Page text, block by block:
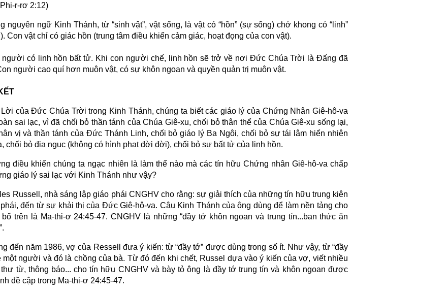
Phi-r-rơ 2:12)
nguyên ngữ Kinh Thánh, từ “sinh vật”, vật sống, là vật có “hồn” (sự sống) chớ khong có “linh”
Con vật chỉ có giác hồn (trung tâm điều khiển cảm giác, hoạt đọng của con vật).
người có linh hồn bất tử. Khi con người chế, linh hồn sẽ trở về nơi Đức Chúa Trời là Đấng đã
người cao quí hơn muôn vật, có sự khôn ngoan và quyền quản trị muôn vật.
của Đức Chúa Trời trong Kinh Thánh, chúng ta biết các giáo lý của Chứng Nhân Giê-hô-va
sai lạc, vì đã chối bỏ thần tánh của Chúa Giê-xu, chối bỏ thân thể của Chúa Giê-xu sống lại,
vị và thần tánh của Đức Thánh Linh, chối bỏ giáo lý Ba Ngôi, chối bỏ sự tái lâm hiển nhiên
chối bỏ địa ngục (không có hình phạt đời đời), chối bỏ sự bất tử của linh hồn.
điều khiến chúng ta ngạc nhiên là làm thể nào mà các tín hữu Chứng nhân Giê-hô-va chấp
giáo lý sai lạc với Kinh Thánh như vậy?
Russell, nhà sáng lập giáo phái CNGHV cho rằng: sự giải thích của những tín hữu trung kiên
đến từ sự khải thị của Đức Giê-hô-va. Câu Kinh Thánh của ông dùng để làm nền tảng cho
bố trên là Ma-thi-ơ 24:45-47. CNGHV là những “đầy tớ khôn ngoan và trung tín...ban thức ăn
đến năm 1986, vợ của Ressell đưa ý kiến: từ “đầy tớ” được dùng trong số ít. Như vậy, từ “đầy
một người và đó là chồng của bà. Từ đó đến khi chết, Russel dựa vào ý kiến của vợ, viết nhiều
từ, thông báo... cho tín hữu CNGHV và bày tỏ ông là đầy tớ trung tín và khôn ngoan được
đề cập trong Ma-thi-ơ 24:45-47.